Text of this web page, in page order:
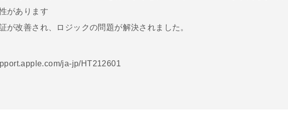
があります
が改善され、ロジックの問題が解決されました。
ja-jp/HT212601